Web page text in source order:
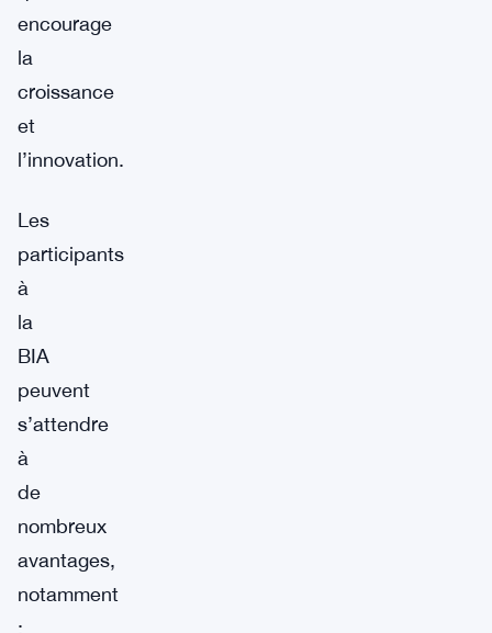
encourage
la
croissance
et
l’innovation.
Les
participants
à
la
BIA
peuvent
s’attendre
à
de
nombreux
avantages,
notamment
: